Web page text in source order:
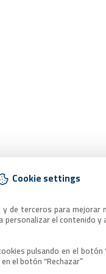
Cookie settings
de terceros para mejorar
el contenido y
pulsando en el botón
el botón “Rechazar”